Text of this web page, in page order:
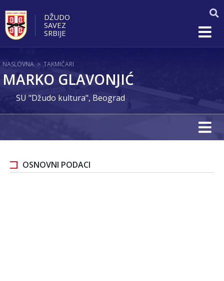
DŽUDO
SAVEZ
SRBIJE
NASLOVNA > TAKMIČARI
MARKO GLAVONJIĆ
SU "Džudo kultura", Beograd
OSNOVNI PODACI